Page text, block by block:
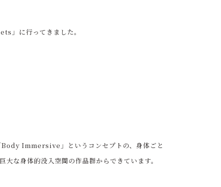
」に行ってきました。
Body Immersive」というコンセプトの、身体ごと
な身体的没入空間の作品群からできています。